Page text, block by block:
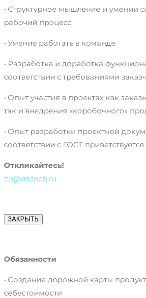
• Структурное мышление и умении
рабочий процесс
• Умение работать в команде
• Разработка и доработка
соответствии с требованиями
• Опыт участия в проектах как
так и внедрения «коробочного»
• Опыт разработки проектной
соответствии с ГОСТ приветствуется
Откликайтесь!
hr@visitech.ru
ЗАКРЫТЬ
Обязанности
• Создание дорожной карты
себестоимости